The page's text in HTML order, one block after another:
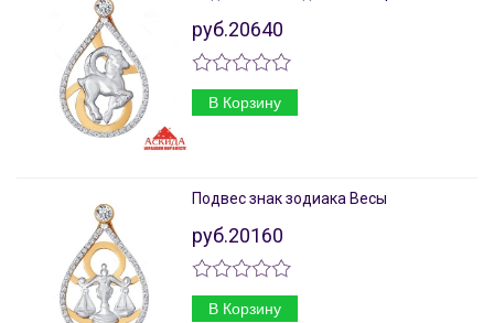
руб.20640
В Корзину
Подвес знак зодиака Весы
руб.20160
В Корзину